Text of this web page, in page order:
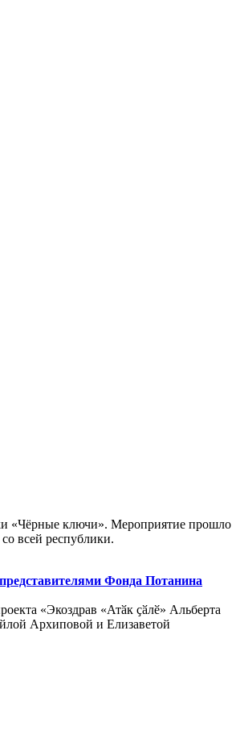
«Чёрные ключи». Мероприятие прошло
всей республики.
Фонда Потанина
«Экоздрав «Атӑк ҫӑлӗ» Альберта
Архиповой и Елизаветой